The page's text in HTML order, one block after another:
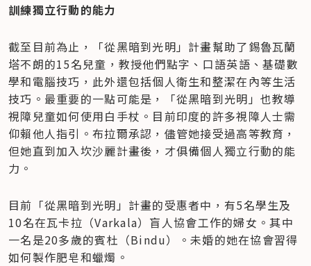
訓練獨立行動的能力
截至目前為止，「從黑暗到光明」計畫幫助了錫魯瓦蘭
塔不朗的15名兒童，教授他們點字、口語英語、基礎數
學和電腦技巧，此外還包括個人衛生和整潔在內等生活
技巧。最重要的一點可能是，「從黑暗到光明」也教導
視障兒童如何使用白手杖。目前印度的許多視障人士需
仰賴他人指引。布拉爾承認，儘管她接受過高等教育，
但她直到加入坎沙麗計畫後，才俱備個人獨立行動的能
力。
目前「從黑暗到光明」計畫的受惠者中，有5名學生及
10名在瓦卡拉（Varkala）盲人協會工作的婦女。其中
一名是20多歲的賓杜（Bindu）。未婚的她在協會習得
如何製作肥皂和蠟燭。